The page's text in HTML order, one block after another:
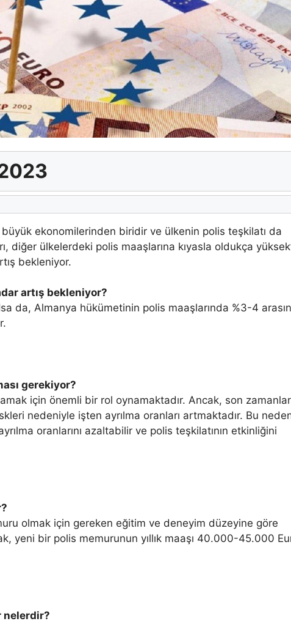
büyük ekonomilerinden biridir ve ülkenin polis teşkilatı da
diğer ülkelerdeki polis maaşlarına kıyasla oldukça
bekleniyor.
artış bekleniyor?
da, Almanya hükümetinin polis maaşlarında %3-4
gerekiyor?
için önemli bir rol oynamaktadır. Ancak, son
nedeniyle işten ayrılma oranları artmaktadır. Bu
oranlarını azaltabilir ve polis teşkilatının etkinliğini
olmak için gereken eğitim ve deneyim düzeyine göre
yeni bir polis memurunun yıllık maaşı 40.000-45.000
nelerdir?